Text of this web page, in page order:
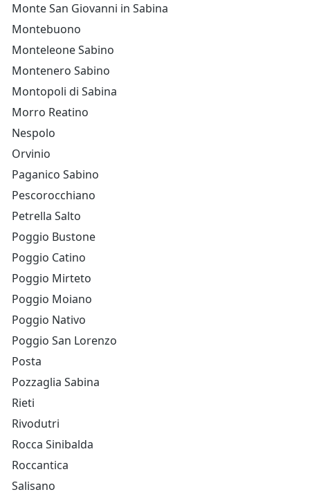
Monte San Giovanni in Sabina
Montebuono
Monteleone Sabino
Montenero Sabino
Montopoli di Sabina
Morro Reatino
Nespolo
Orvinio
Paganico Sabino
Pescorocchiano
Petrella Salto
Poggio Bustone
Poggio Catino
Poggio Mirteto
Poggio Moiano
Poggio Nativo
Poggio San Lorenzo
Posta
Pozzaglia Sabina
Rieti
Rivodutri
Rocca Sinibalda
Roccantica
Salisano